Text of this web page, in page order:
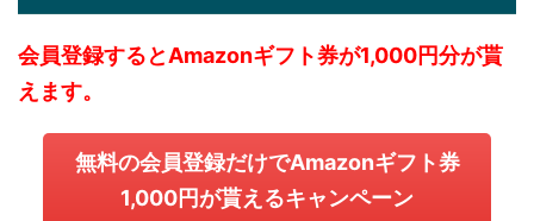
会員登録するとAmazonギフト券が1,000円分が貰
えます。
無料の会員登録だけでAmazonギフト券
1,000円が貰えるキャンペーン